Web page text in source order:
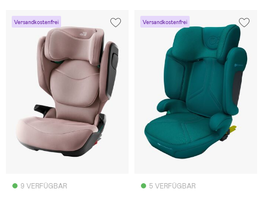
Versandkostenfrei
9 VERFÜGBAR
Versandkostenfrei
5 VERFÜGBAR